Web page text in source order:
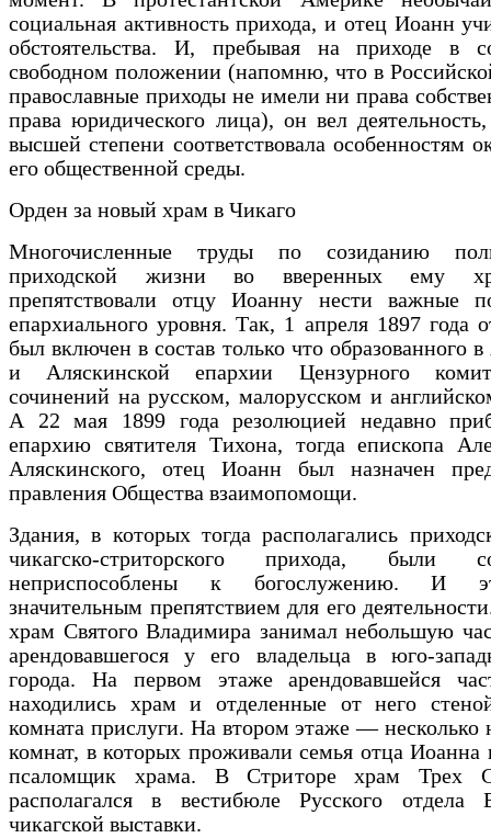
социальная активность прихода, и отец Иоанн
обстоятельства. И, пребывая на приходе в
свободном положении (напомню, что в
православные приходы не имели ни права
права юридического лица), он вел
высшей степени соответствовала особенностям
его общественной среды.
Орден за новый храм в Чикаго
Многочисленные труды по созиданию
приходской жизни во вверенных ему
препятствовали отцу Иоанну нести важные
епархиального уровня. Так, 1 апреля 1897 года
был включен в состав только что образованного
и Аляскинской епархии Цензурного
сочинений на русском, малорусском и
А 22 мая 1899 года резолюцией недавно
епархию святителя Тихона, тогда епископа
Аляскинского, отец Иоанн был назначен
правления Общества взаимопомощи.
Здания, в которых тогда располагались
чикагско-стриторского прихода, были
неприспособлены к богослужению. И
значительным препятствием для его
храм Святого Владимира занимал небольшую
арендовавшегося у его владельца в юго-
города. На первом этаже арендова­вшейся
находились храм и отделенные от него
комната прислуги. На втором этаже — несколько
комнат, в которых проживали семья отца
псаломщик храма. В Стриторе храм Трех
располагался в вестибюле Русского отдела
чикагской выставки.